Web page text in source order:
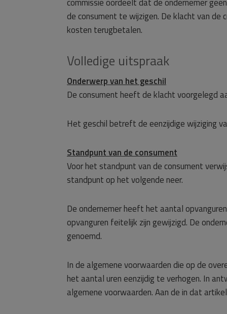
de consument te wijzigen. De klacht van de
kosten terugbetalen.
Volledige uitspraak
Onderwerp van het geschil
De consument heeft de klacht voorgelegd
Het geschil betreft de eenzijdige wijziging
Standpunt van de consument
Voor het standpunt van de consument
standpunt op het volgende neer.
De ondernemer heeft het aantal
opvanguren feitelijk zijn gewijzigd. De
genoemd.
In de algemene voorwaarden die op de
het aantal uren eenzijdig te verhogen. In
algemene voorwaarden. Aan de in dat